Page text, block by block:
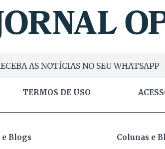
AS NOTÍCIAS NO SEU WHATSAPP
TERMOS DE USO
e Blogs Colunas e